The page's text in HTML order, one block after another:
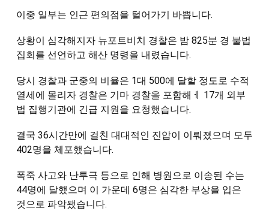
이중 일부는 인근 편의점을 털어가기 바쁩니다.
상황이 심각해지자 뉴포트비치 경찰은 밤 825분 경 불법
집회를 선언하고 해산 명령을 내렸습니다.
당시 경찰과 군중의 비율은 1대 500에 달할 정도로 수적
열세에 몰리자 경찰은 기마 경찰을 포함해ㅔ 17개 외부
법 집행기관에 긴급 지원을 요청했습니다.
결국 36시간만에 걸친 대대적인 진압이 이뤄졌으며 모두
402명을 체포했습니다.
폭죽 사고와 난투극 등으로 인해 병원으로 이송된 수는
44명에 달했으며 이 가운데 6명은 심각한 부상을 입은
것으로 파악됐습니다.